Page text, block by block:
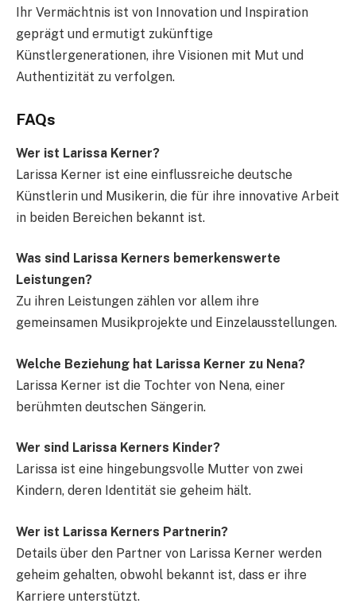
Ihr Vermächtnis ist von Innovation und Inspiration
geprägt und ermutigt zukünftige
Künstlergenerationen, ihre Visionen mit Mut und
Authentizität zu verfolgen.
FAQs
Wer ist Larissa Kerner?
Larissa Kerner ist eine einflussreiche deutsche
Künstlerin und Musikerin, die für ihre innovative Arbeit
in beiden Bereichen bekannt ist.
Was sind Larissa Kerners bemerkenswerte
Leistungen?
Zu ihren Leistungen zählen vor allem ihre
gemeinsamen Musikprojekte und Einzelausstellungen.
Welche Beziehung hat Larissa Kerner zu Nena?
Larissa Kerner ist die Tochter von Nena, einer
berühmten deutschen Sängerin.
Wer sind Larissa Kerners Kinder?
Larissa ist eine hingebungsvolle Mutter von zwei
Kindern, deren Identität sie geheim hält.
Wer ist Larissa Kerners Partnerin?
Details über den Partner von Larissa Kerner werden
geheim gehalten, obwohl bekannt ist, dass er ihre
Karriere unterstützt.